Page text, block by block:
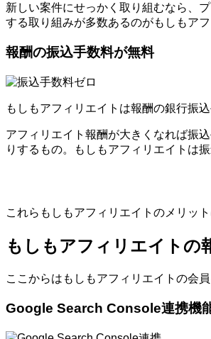
新しい案件にせっかく取り組むなら、
する取り組みが多数あるのがもしもア
報酬の振込手数料が無料
もしもアフィリエイトは報酬の銀行振
アフィリエイト報酬が大きくなれば振
りするもの。もしもアフィリエイトは
これらもしもアフィリエイトのメリッ
もしもアフィリエイトの
ここからはもしもアフィリエイトの会
Google Search Console連携機